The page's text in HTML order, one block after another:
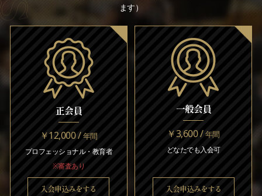
ます）
正会員
￥12,000 /年間
プロフェッショナル・教育者
※審査あり
入会申込みをする
一般会員
￥3,600 /年間
どなたでも入会可
入会申込みをする